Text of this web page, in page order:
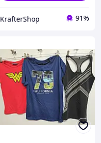
KrafterShop 91%